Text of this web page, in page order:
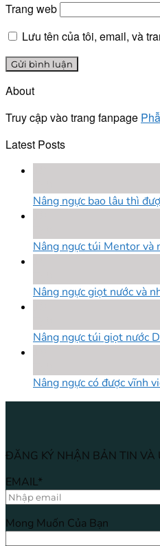
Trang web
Lưu tên của tôi, email, và
About
Truy cập vào trang fanpage
Latest Posts
Nâng ngực bao lâu thì
Nâng ngực túi Mentor và
Nâng ngực giọt nước và
Nâng ngực túi giọt nước
Nâng ngực có được vĩnh
ĐĂNG KÝ NHẬN BẢN TIN VÀ
EMAIL*
Mong Muốn Của Bạn